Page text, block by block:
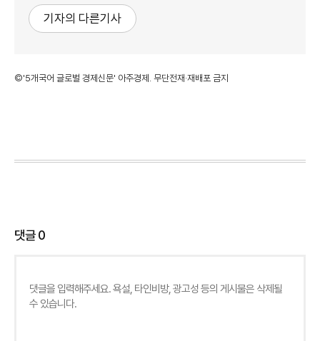
기자의 다른기사
©'5개국어 글로벌 경제신문' 아주경제. 무단전재·재배포 금지
댓글0